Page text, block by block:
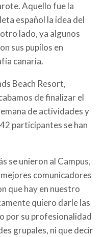
Aquello fue la
español la idea del
lado, ya algunos
sus pupilos en
canaria.
Beach Resort,
de finalizar el
de actividades y
participantes se han
se unieron al Campus,
comunicadores
que hay en nuestro
quiero darle las
por su profesionalidad
grupales, ni que decir